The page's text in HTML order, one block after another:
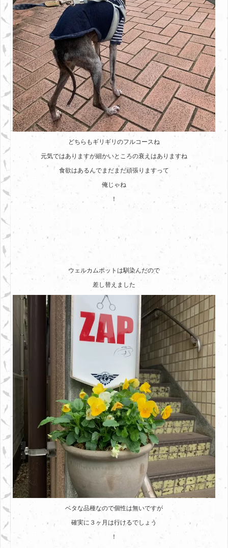
どちらもギリギリのフルコースね
元気ではありますが細かいところの衰えはありますね
食欲はあるんでまだまだ頑張りますって
俺じゃね
！
ウェルカムポットは馴染んだので
差し替えました
ベタな品種なので個性は無いですが
確実に３ヶ月は行けるでしょう
！